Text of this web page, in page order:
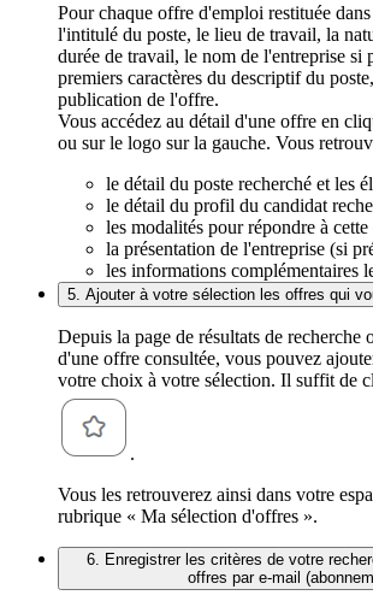
Pour chaque offre d'emploi restituée
l'intitulé du poste, le lieu de travail, la
durée de travail, le nom de l'entreprise si
premiers caractères du descriptif du
publication de l'offre.
Vous accédez au détail d'une offre en
ou sur le logo sur la gauche. Vous
le détail du poste recherché et les
le détail du profil du candidat
les modalités pour répondre à
la présentation de l'entreprise (si
les informations complémentaires
5. Ajouter à votre sélection les offres qui
Depuis la page de résultats de recherche
d'une offre consultée, vous pouvez
votre choix à votre sélection. Il suffit de
.
Vous les retrouverez ainsi dans votre
rubrique « Ma sélection d'offres ».
6. Enregistrer les critères de votre
offres par e-mail